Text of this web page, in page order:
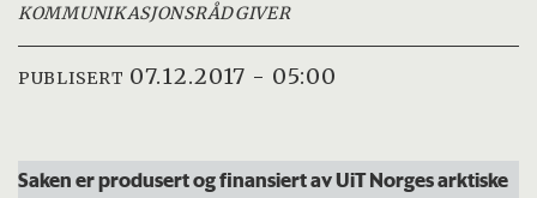
KOMMUNIKASJONSRÅDGIVER
PUBLISERT 07.12.2017 - 05:00
Saken er produsert og finansiert av UiT Norges arktiske